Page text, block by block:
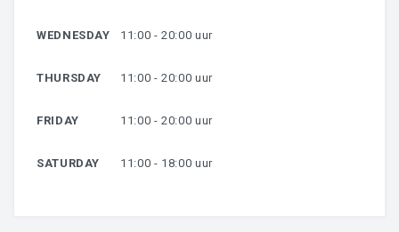
WEDNESDAY 11:00 - 20:00 uur
THURSDAY 11:00 - 20:00 uur
FRIDAY 11:00 - 20:00 uur
SATURDAY 11:00 - 18:00 uur